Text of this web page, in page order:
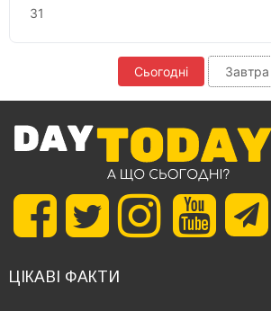
31
Сьогодні Завтра
ЦІКАВІ ФАКТИ